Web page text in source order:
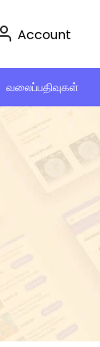
Account
வலைப்பதிவுகள்